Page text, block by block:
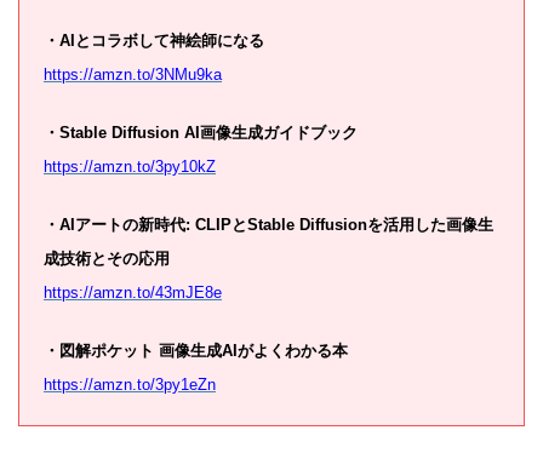
・AIとコラボして神絵師になる
https://amzn.to/3NMu9ka
・Stable Diffusion AI画像生成ガイドブック
https://amzn.to/3py10kZ
・AIアートの新時代: CLIPとStable Diffusionを活用した画像生
成技術とその応用
https://amzn.to/43mJE8e
・図解ポケット 画像生成AIがよくわかる本
https://amzn.to/3py1eZn